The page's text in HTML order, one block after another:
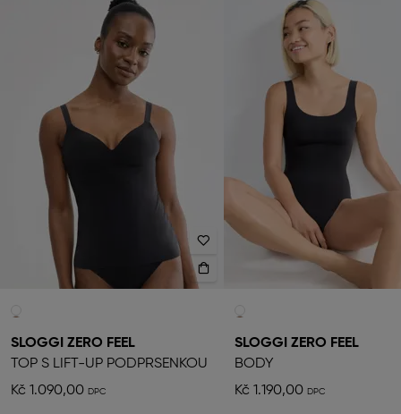
SLOGGI ZERO FEEL
TOP S LIFT-UP PODPRSENKOU
Kč 1.090,00
SLOGGI ZERO FEEL
BODY
Kč 1.190,00